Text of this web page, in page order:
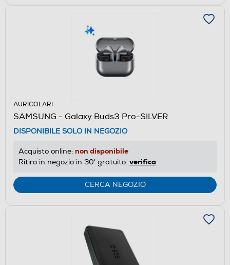
AURICOLARI
SAMSUNG - Galaxy Buds3 Pro-SILVER
DISPONIBILE SOLO IN NEGOZIO
Acquisto online: non disponibile
Ritiro in negozio in 30' gratuito: verifica
CERCA NEGOZIO